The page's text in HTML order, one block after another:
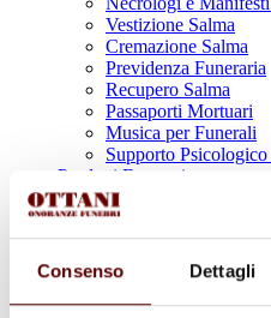
Consenso Dettagli
Vestizione Salma
Cremazione Salma
Previdenza Funeraria
Recupero Salma
Passaporti Mortuari
Musica per Funerali
Supporto
Prodotti Funerari
Lapidi, Lastre
Urne Cinerarie
Allestimento Funebre
Cofani Funebri
In caso di decesso
Necrologi